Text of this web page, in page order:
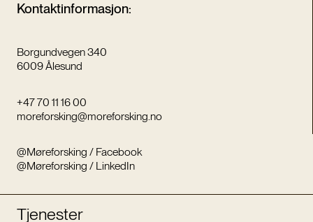
Kontaktinformasjon:
Borgundvegen 340
6009 Ålesund
+47 70 11 16 00
moreforsking@moreforsking.no
@Møreforsking / Facebook
@Møreforsking / LinkedIn
Tjenester